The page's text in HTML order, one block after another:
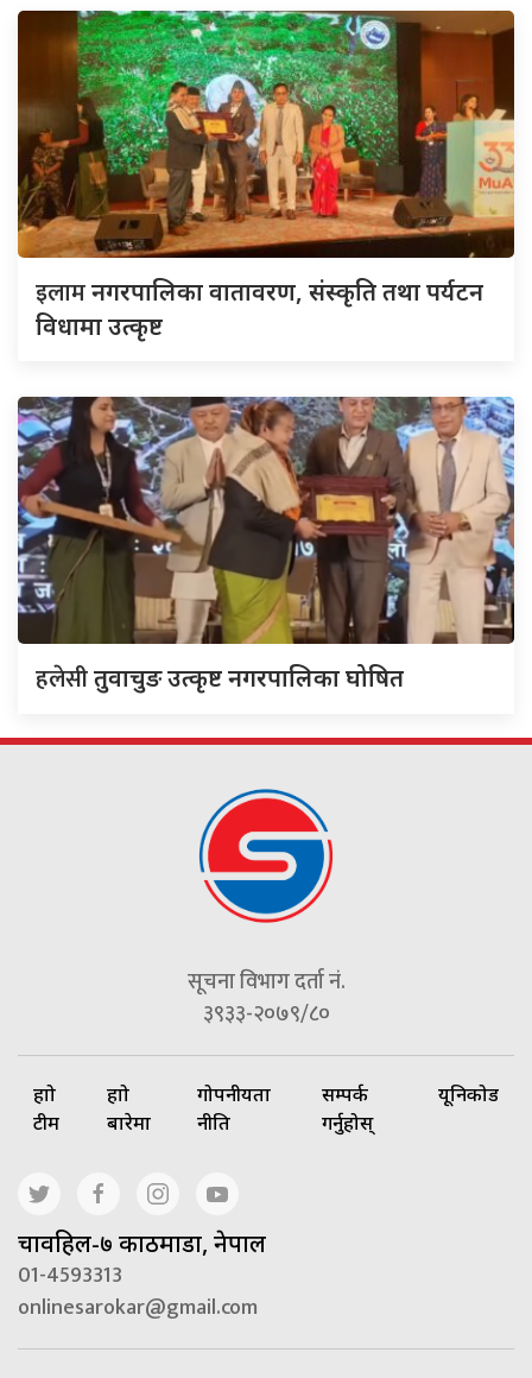
इलामनगरपालिका वातावरण, संस्कृति तथा पर्यटन
विधामा उत्कृष्ट
हलेसीतुवाचुङ उत्कृष्ट नगरपालिका घोषित
सूचना विभाग दर्ता नं.
३९३३-२०७९/८०
हाम्रो
टीम
हाम्रो
बारेमा
गोपनीयता
नीति
सम्पर्क
गर्नुहोस्
यूनिकोड
चावहिल-७ काठमाडौं, नेपाल
01-4593313
onlinesarokar@gmail.com